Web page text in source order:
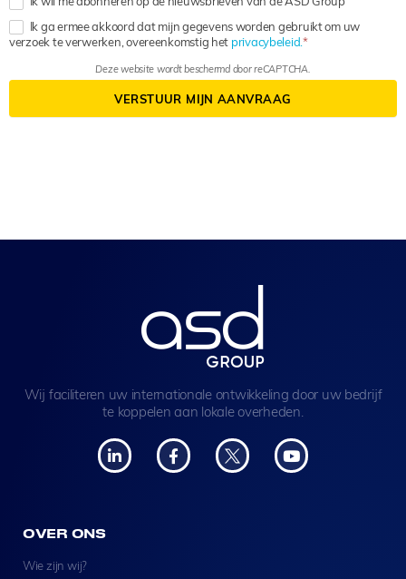
Ik ga ermee akkoord dat mijn gegevens worden gebruikt om uw
verzoek te verwerken, overeenkomstig het privacybeleid.
Deze website wordt beschermd door reCAPTCHA.
VERSTUUR MIJN AANVRAAG
Wij faciliteren uw internationale ontwikkeling door uw bedrijf
te koppelen aan lokale overheden.
OVER ONS
Wie zijn wij?